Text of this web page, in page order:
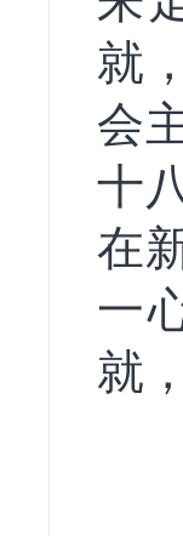
就
会
十
在
一
就